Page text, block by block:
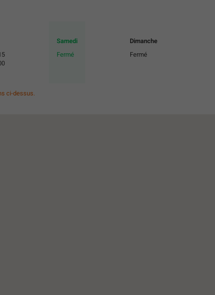
Horaires
d'aujourd'hui
Samedi
Fermé
ci-dessus.
Dimanche
Fermé